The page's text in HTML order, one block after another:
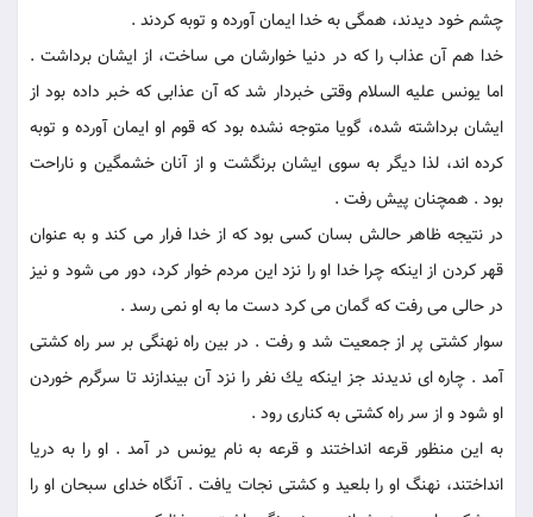
چشم خود ديدند، همگى به خدا ايمان آورده و توبه كردند .
خدا هم آن عذاب را كه در دنيا خوارشان می ساخت، از ايشان برداشت .
اما يونس عليه السلام وقتى خبردار شد كه آن عذابى كه خبر داده بود از
ايشان برداشته شده، گويا متوجه نشده بود كه قوم او ايمان آورده و توبه
كرده اند، لذا ديگر به سوى ايشان برنگشت و از آنان خشمگين و ناراحت
بود . همچنان پيش رفت .
در نتيجه ظاهر حالش بسان كسى بود كه از خدا فرار می كند و به عنوان
قهر كردن از اينكه چرا خدا او را نزد اين مردم خوار كرد، دور می شود و نيز
در حالى می رفت كه گمان می كرد دست ما به او نمی رسد .
سوار كشتى پر از جمعيت شد و رفت . در بين راه نهنگى بر سر راه كشتى
آمد . چاره اى نديدند جز اينكه يك نفر را نزد آن بيندازند تا سرگرم خوردن
او شود و از سر راه كشتى به كنارى رود .
به اين منظور قرعه انداختند و قرعه به نام يونس در آمد . او را به دريا
انداختند، نهنگ او را بلعيد و كشتى نجات يافت . آنگاه خداى سبحان او را